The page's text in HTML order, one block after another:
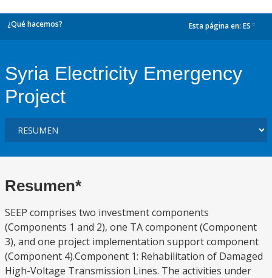
¿Qué hacemos? Esta página en: ES
Syria Electricity Emergency
Project
Resumen*
SEEP comprises two investment components
(Components 1 and 2), one TA component (Component
3), and one project implementation support component
(Component 4).Component 1: Rehabilitation of Damaged
High-Voltage Transmission Lines. The activities under